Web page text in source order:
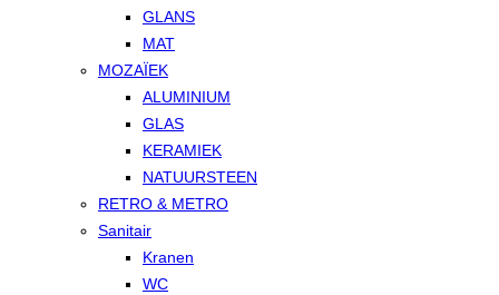
GLANS
MAT
MOZAÏEK
ALUMINIUM
GLAS
KERAMIEK
NATUURSTEEN
RETRO & METRO
Sanitair
Kranen
WC